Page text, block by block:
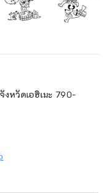
หวัดเอฮิเมะ 790-